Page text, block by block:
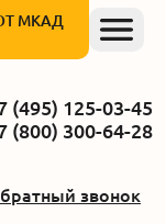
МКАД
(495) 125-03-45
(800) 300-64-28
звонок